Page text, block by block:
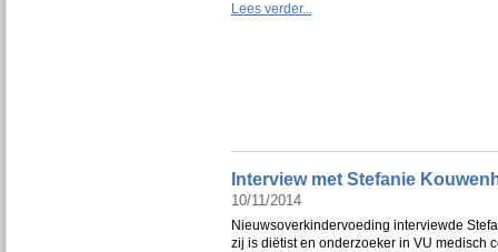
Lees verder...
Interview met Stefanie
10/11/2014
Nieuwsoverkindervoeding interviewde
zij is diëtist en onderzoeker in VU medisch